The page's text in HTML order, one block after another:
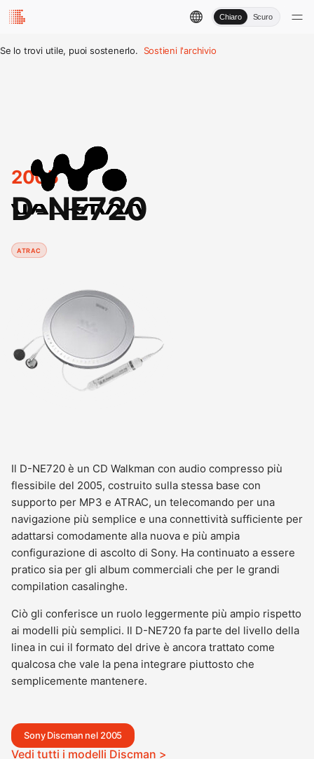
Chiaro Scuro
Se lo trovi utile, puoi sostenerlo. Sostieni l'archivio
2005
D-NE720
ATRAC
Il D-NE720 è un CD Walkman con audio compresso più
flessibile del 2005, costruito sulla stessa base con
supporto per MP3 e ATRAC, un telecomando per una
navigazione più semplice e una connettività sufficiente per
adattarsi comodamente alla nuova e più ampia
configurazione di ascolto di Sony. Ha continuato a essere
pratico sia per gli album commerciali che per le grandi
compilation casalinghe.
Ciò gli conferisce un ruolo leggermente più ampio rispetto
ai modelli più semplici. Il D-NE720 fa parte del livello della
linea in cui il formato del drive è ancora trattato come
qualcosa che vale la pena integrare piuttosto che
semplicemente mantenere.
Sony Discman nel 2005
Vedi tutti i modelli Discman >